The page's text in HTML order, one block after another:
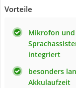
Vorteile
Mikrofon und
integriert
besonders
Akkulaufzeit